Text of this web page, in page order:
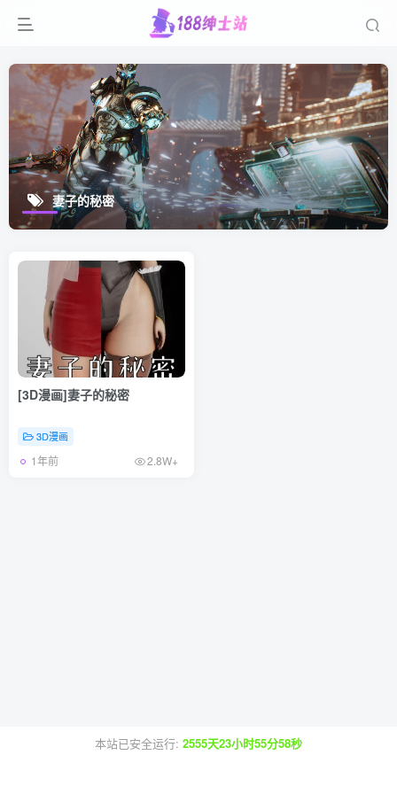
妻子的秘密
[3D漫画]妻子的秘密
3D漫画
1年前 2.8W+
本站已安全运行: 2555天23小时55分58秒